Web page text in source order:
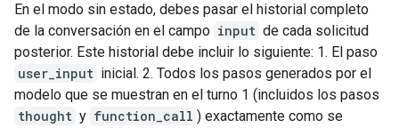
En el modo sin estado, debes pasar el historial completo
de la conversación en el campo input de cada solicitud
posterior. Este historial debe incluir lo siguiente: 1. El paso
user_input inicial. 2. Todos los pasos generados por el
modelo que se muestran en el turno 1 (incluidos los pasos
thought y function_call ) exactamente como se